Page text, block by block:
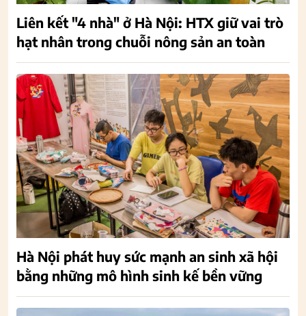
Liên kết "4 nhà" ở Hà Nội: HTX giữ vai trò
hạt nhân trong chuỗi nông sản an toàn
Hà Nội phát huy sức mạnh an sinh xã hội
bằng những mô hình sinh kế bền vững